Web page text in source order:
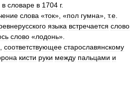
в словаре в 1704 г.
слова «ток», «пол гумна», т.е
языка встречается слово
слово «лодонь».
соответствующее старославянскому
кисти руки между пальцами и